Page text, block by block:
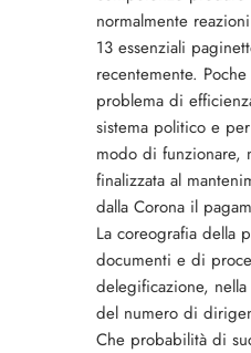
normalmente
13 essenziali
recentemente.
problema di
sistema politico e
modo di funzionare,
finalizzata al
dalla Corona il
La coreografia della
documenti e di
delegificazione,
del numero di
Che probabilità di